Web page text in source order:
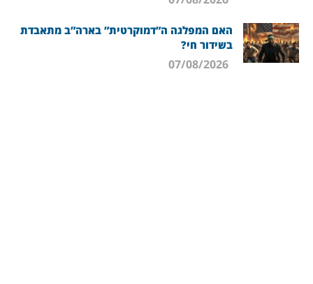
האם המפלגה ה”דמוקרטית” בארה”ב מתאבדת
בשידור חי?